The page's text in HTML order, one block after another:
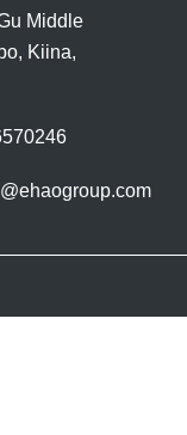
Middle
Kiina,